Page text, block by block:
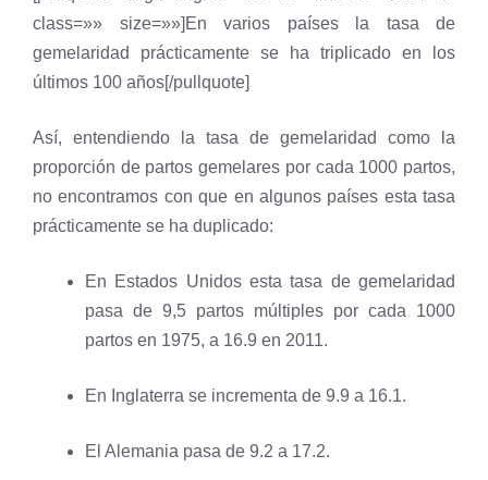
class=»» size=»»]En varios países la tasa de
gemelaridad prácticamente se ha triplicado en los
últimos 100 años[/pullquote]
Así, entendiendo la tasa de gemelaridad como la
proporción de partos gemelares por cada 1000 partos,
no encontramos con que en algunos países esta tasa
prácticamente se ha duplicado:
En Estados Unidos esta tasa de gemelaridad
pasa de 9,5 partos múltiples por cada 1000
partos en 1975, a 16.9 en 2011.
En Inglaterra se incrementa de 9.9 a 16.1.
El Alemania pasa de 9.2 a 17.2.